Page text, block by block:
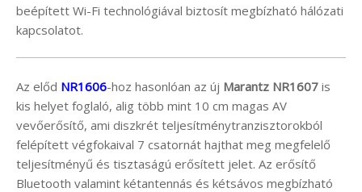
beépített Wi-Fi technológiával biztosít megbízható hálózati
kapcsolatot.
Az előd NR1606-hoz hasonlóan az új Marantz NR1607 is
kis helyet foglaló, alig több mint 10 cm magas AV
vevőerősítő, ami diszkrét teljesítménytranzisztorokból
felépített végfokaival 7 csatornát hajthat meg megfelelő
teljesítményű és tisztaságú erősített jelet. Az erősítő
Bluetooth valamint kétantennás és kétsávos megbízható